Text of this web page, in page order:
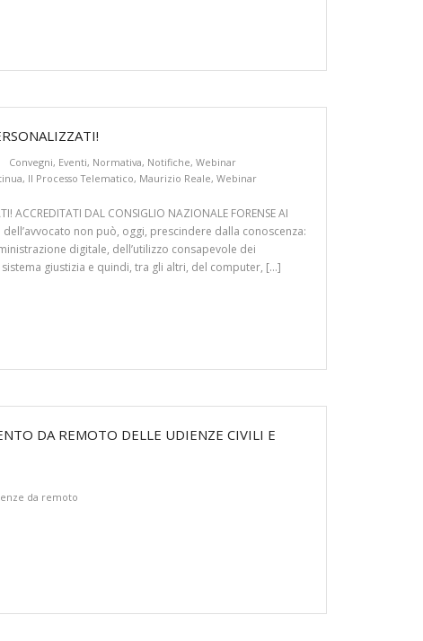
Convegni, Eventi, Normativa, Notifiche, Webinar
, Il Processo Telematico, Maurizio Reale, Webinar
ACCREDITATI DAL CONSIGLIO NAZIONALE FORENSE AI
dell’avvocato non può, oggi, prescindere dalla conoscenza:
digitale, dell’utilizzo consapevole dei
giustizia e quindi, tra gli altri, del computer, […]
DA REMOTO DELLE UDIENZE CIVILI E
da remoto